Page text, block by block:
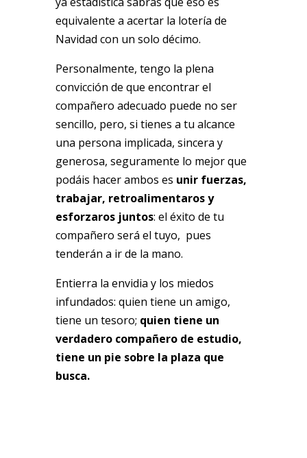
equivalente a acertar la lotería de
Navidad con un solo décimo.
Personalmente, tengo la plena
convicción de que encontrar el
compañero adecuado puede no ser
sencillo, pero, si tienes a tu alcance
una persona implicada, sincera y
generosa, seguramente lo mejor que
podáis hacer ambos es unir fuerzas,
trabajar, retroalimentaros y
esforzaros juntos: el éxito de tu
compañero será el tuyo, pues
tenderán a ir de la mano.
Entierra la envidia y los miedos
infundados: quien tiene un amigo,
tiene un tesoro; quien tiene un
verdadero compañero de estudio,
tiene un pie sobre la plaza que
busca.